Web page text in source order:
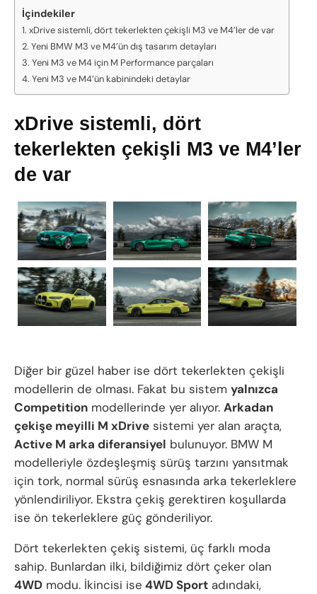
İçindekiler
xDrive sistemli, dört tekerlekten çekişli M3 ve M4’ler de var
Yeni BMW M3 ve M4’ün dış tasarım detayları
Yeni M3 ve M4 için M Performance parçaları
Yeni M3 ve M4’ün kabinindeki detaylar
xDrive sistemli, dört
tekerlekten çekişli M3 ve M4’ler
de var
Diğer bir güzel haber ise dört tekerlekten çekişli
modellerin de olması. Fakat bu sistem yalnızca
Competition modellerinde yer alıyor. Arkadan
çekişe meyilli M xDrive sistemi yer alan araçta,
Active M arka diferansiyel bulunuyor. BMW M
modelleriyle özdeşleşmiş sürüş tarzını yansıtmak
için tork, normal sürüş esnasında arka tekerleklere
yönlendiriliyor. Ekstra çekiş gerektiren koşullarda
ise ön tekerleklere güç gönderiliyor.
Dört tekerlekten çekiş sistemi, üç farklı moda
sahip. Bunlardan ilki, bildiğimiz dört çeker olan
4WD modu. İkincisi ise 4WD Sport adındaki,